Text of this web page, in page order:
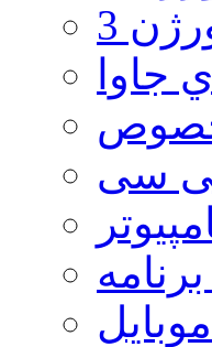
3
جاوا
پی سی